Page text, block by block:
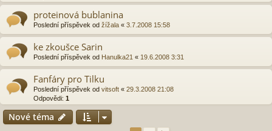
proteinová bublanina
Poslední příspěvek od žížala « 3.7.2008 15:58
ke zkoušce Sarin
Poslední příspěvek od Hanulka21 « 19.6.2008 3:31
Fanfáry pro Tilku
Poslední příspěvek od vitsoft « 29.3.2008 21:08
Odpovědi: 1
Nové téma